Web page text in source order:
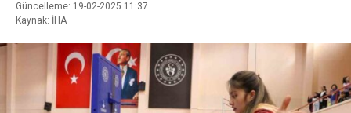
Güncelleme: 19-02-2025 11:37
Kaynak: İHA